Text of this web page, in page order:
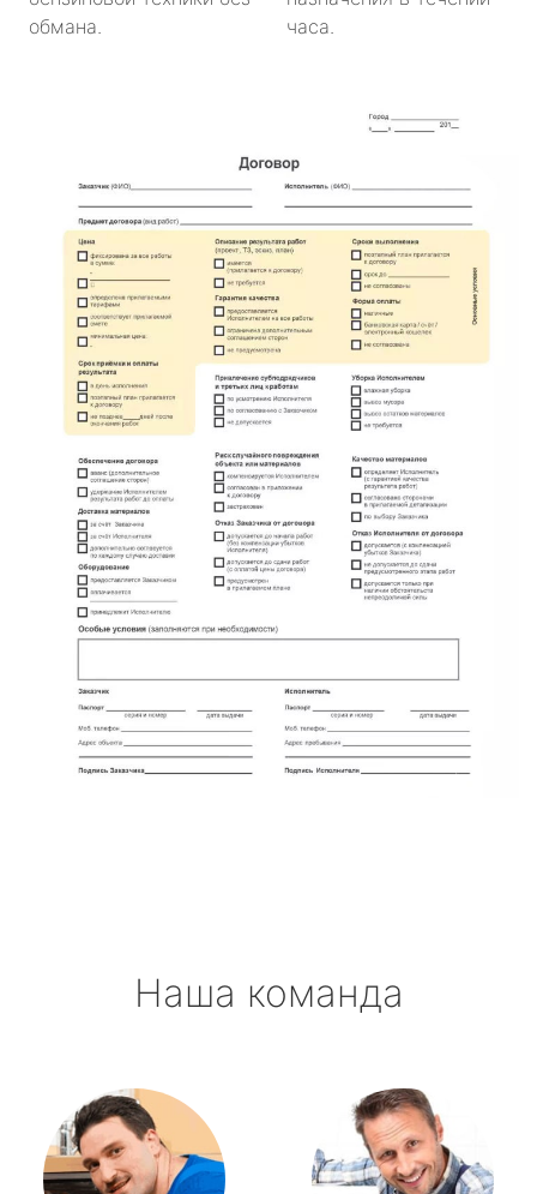
обмана.
часа.
Наша команда